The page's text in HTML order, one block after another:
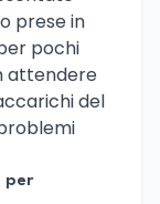
prese in
pochi
attendere
del
per